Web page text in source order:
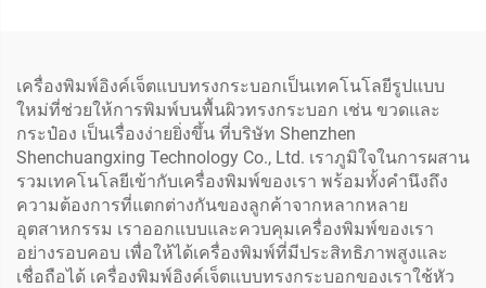
เครื่องพิมพ์อิงค์เจ็ตแบบทรงกระบอกเป็นเทคโนโลยีรูปแบบ
ใหม่ที่ช่วยให้การพิมพ์บนพื้นผิวทรงกระบอก เช่น ขวดและ
กระป๋อง เป็นเรื่องง่ายยิ่งขึ้น ที่บริษัท Shenzhen
Shenchuangxing Technology Co., Ltd. เราภูมิใจในการผสาน
รวมเทคโนโลยีเข้ากับเครื่องพิมพ์ของเรา พร้อมทั้งคำนึงถึง
ความต้องการที่แตกต่างกันของลูกค้าจากหลากหลาย
อุตสาหกรรม เราออกแบบและควบคุมเครื่องพิมพ์ของเรา
อย่างรอบคอบ เพื่อให้ได้เครื่องพิมพ์ที่มีประสิทธิภาพสูงและ
เชื่อถือได้ เครื่องพิมพ์อิงค์เจ็ตแบบทรงกระบอกของเราใช้หัว